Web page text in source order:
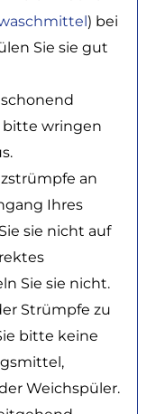
) bei
Sie sie gut
bitte wringen
an
Ihres
sie nicht auf
Sie sie nicht.
Strümpfe zu
bitte keine
Weichspüler.